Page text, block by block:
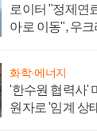
로이터 "정제연
아로 이동", 우
화학·에너지
'한수원 협력사'
원자로 '임계 상